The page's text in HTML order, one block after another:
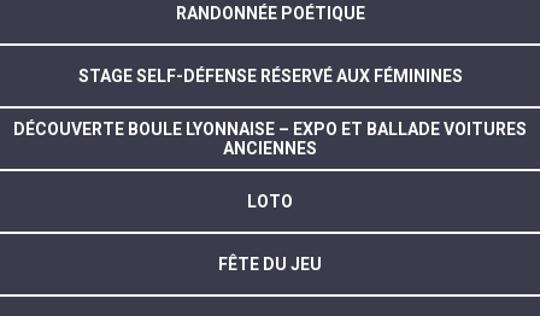
RANDONNÉE POÉTIQUE
STAGE SELF-DÉFENSE RÉSERVÉ AUX FÉMININES
DÉCOUVERTE BOULE LYONNAISE – EXPO ET BALLADE VOITURES
ANCIENNES
LOTO
FÊTE DU JEU